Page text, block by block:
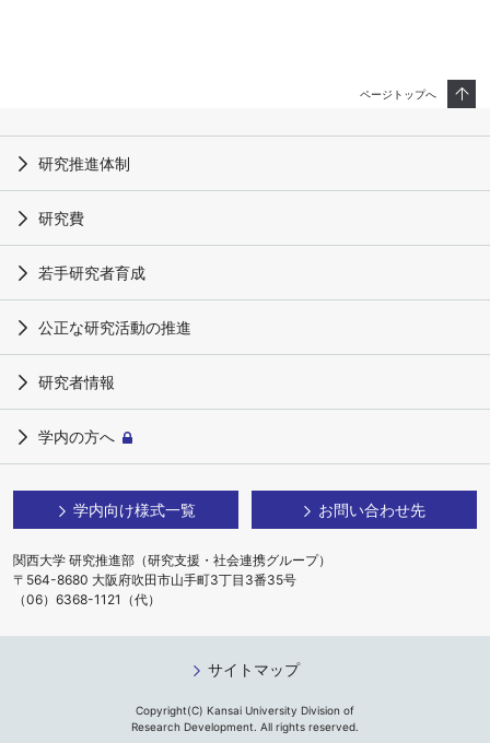
ページトップへ
研究推進体制
研究費
若手研究者育成
公正な研究活動の推進
研究者情報
学内の方へ
学内向け様式一覧 お問い合わせ先
関西大学 研究推進部（研究支援・社会連携グループ）
〒564-8680 大阪府吹田市山手町3丁目3番35号
（06）6368-1121（代）
サイトマップ
Copyright(C) Kansai University Division of
Research Development. All rights reserved.